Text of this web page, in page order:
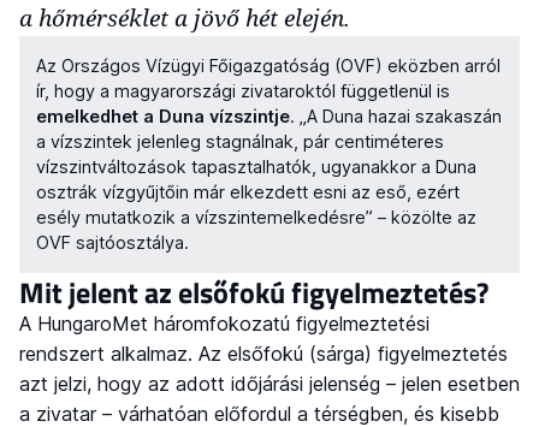
a hőmérséklet a jövő hét elején.
Az Országos Vízügyi Főigazgatóság (OVF) eközben arról
ír, hogy a magyarországi zivataroktól függetlenül is
emelkedhet a Duna vízszintje. „A Duna hazai szakaszán
a vízszintek jelenleg stagnálnak, pár centiméteres
vízszintváltozások tapasztalhatók, ugyanakkor a Duna
osztrák vízgyűjtőin már elkezdett esni az eső, ezért
esély mutatkozik a vízszintemelkedésre” – közölte az
OVF sajtóosztálya.
Mit jelent az elsőfokú figyelmeztetés?
A HungaroMet háromfokozatú figyelmeztetési
rendszert alkalmaz. Az elsőfokú (sárga) figyelmeztetés
azt jelzi, hogy az adott időjárási jelenség – jelen esetben
a zivatar – várhatóan előfordul a térségben, és kisebb